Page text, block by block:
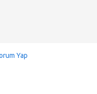
Yap